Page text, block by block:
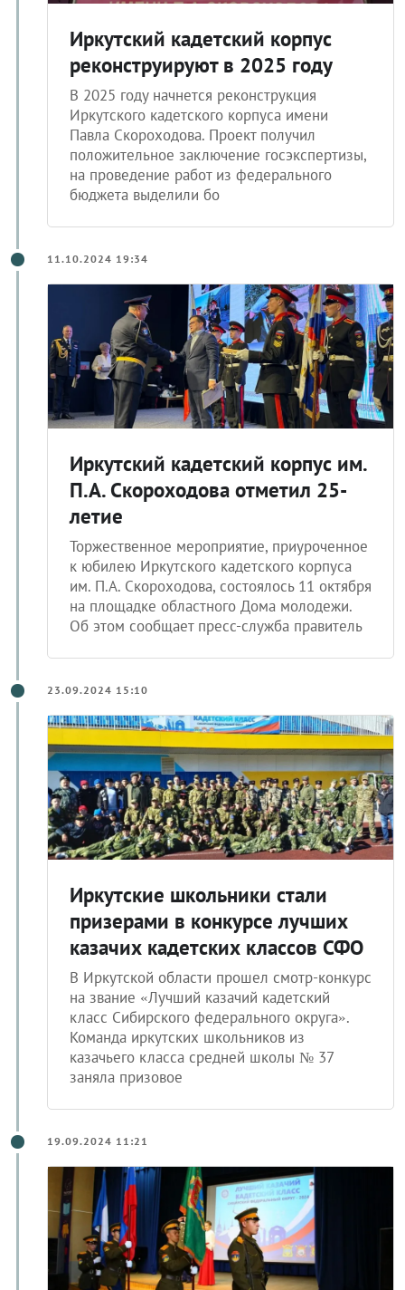
Иркутский кадетский корпус
реконструируют в 2025 году
В 2025 году начнется реконструкция
Иркутского кадетского корпуса имени
Павла Скороходова. Проект получил
положительное заключение госэкспертизы,
на проведение работ из федерального
бюджета выделили бо
11.10.2024 19:34
Иркутский кадетский корпус им.
П.А. Скороходова отметил 25-
летие
Торжественное мероприятие, приуроченное
к юбилею Иркутского кадетского корпуса
им. П.А. Скороходова, состоялось 11 октября
на площадке областного Дома молодежи.
Об этом сообщает пресс-служба правитель
23.09.2024 15:10
Иркутские школьники стали
призерами в конкурсе лучших
казачих кадетских классов СФО
В Иркутской области прошел смотр-конкурс
на звание «Лучший казачий кадетский
класс Сибирского федерального округа».
Команда иркутских школьников из
казачьего класса средней школы № 37
заняла призовое
19.09.2024 11:21